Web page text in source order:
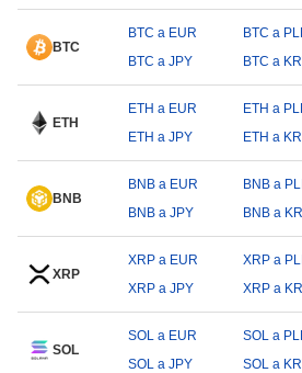
BTC
BTC a EUR BTC a
BTC a JPY
BTC a
ETH
ETH a EUR ETH a
ETH a JPY
ETH a
BNB
BNB a EUR BNB a
BNB a JPY
BNB a
XRP
XRP a EUR XRP a
XRP a JPY
XRP a
SOL
SOL a EUR SOL a
SOL a JPY
SOL a